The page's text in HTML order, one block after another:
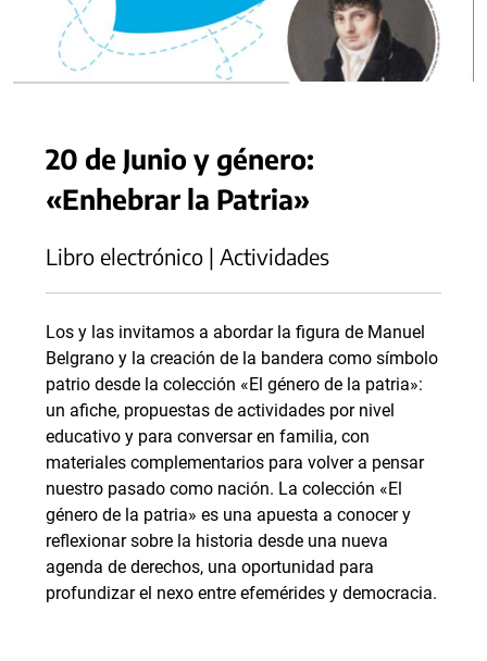
20 de Junio y género:
«Enhebrar la Patria»
Libro electrónico | Actividades
Los y las invitamos a abordar la figura de Manuel
Belgrano y la creación de la bandera como símbolo
patrio desde la colección «El género de la patria»:
un afiche, propuestas de actividades por nivel
educativo y para conversar en familia, con
materiales complementarios para volver a pensar
nuestro pasado como nación. La colección «El
género de la patria» es una apuesta a conocer y
reflexionar sobre la historia desde una nueva
agenda de derechos, una oportunidad para
profundizar el nexo entre efemérides y democracia.